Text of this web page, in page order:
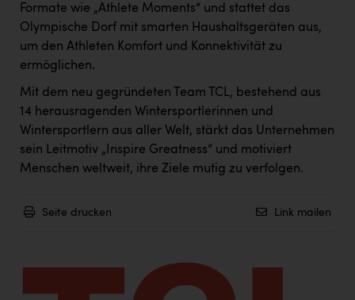
kunden basics
kontakt
Formate wie „Athlete Moments“ und stattet das
Olympische Dorf mit smarten Haushaltsgeräten aus,
um den Athleten Komfort und Konnektivität zu
ermöglichen.
Mit dem neu gegründeten Team TCL, bestehend aus
14 herausragenden Wintersportlerinnen und
Wintersportlern aus aller Welt, stärkt das Unternehmen
sein Leitmotiv „Inspire Greatness“ und motiviert
Menschen weltweit, ihre Ziele mutig zu verfolgen.
Seite drucken Link mailen